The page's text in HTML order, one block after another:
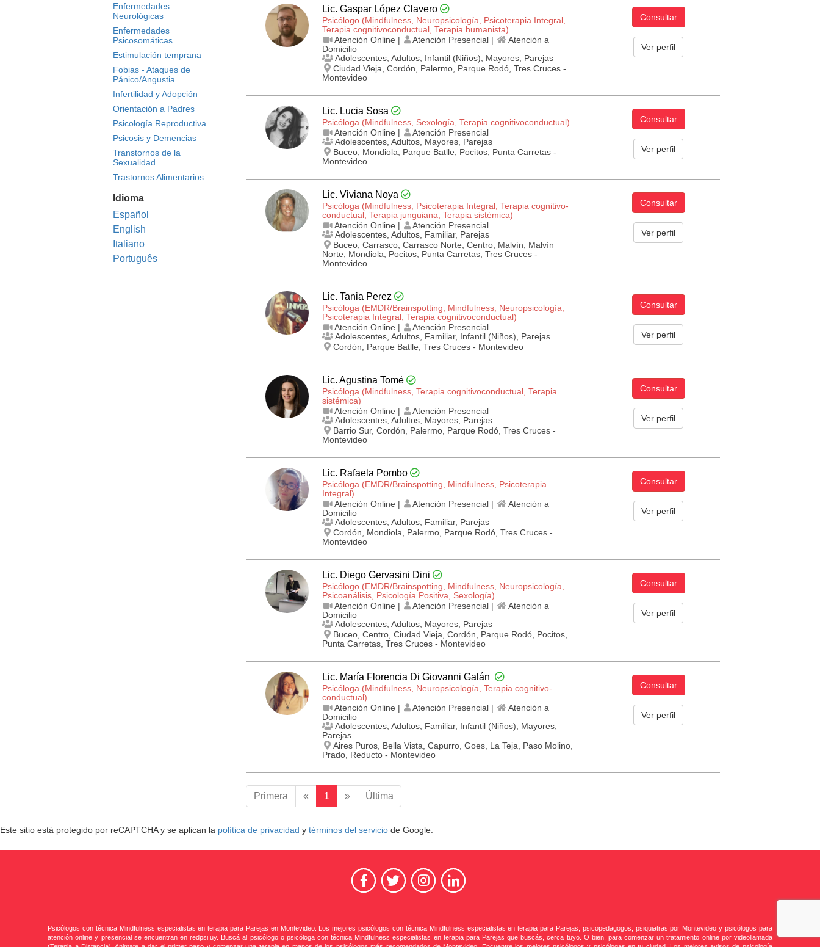
Enfermedades
Neurológicas
Enfermedades
Psicosomáticas
Estimulación temprana
Fobias - Ataques de
Pánico/Angustia
Infertilidad y Adopción
Orientación a Padres
Psicología Reproductiva
Psicosis y Demencias
Transtornos de la
Sexualidad
Trastornos Alimentarios
Idioma
Español
English
Italiano
Português
Lic. Gaspar López Clavero
Psicólogo (Mindfulness, Neuropsicología, Psicoterapia Integral,
Terapia cognitivo­conductual, Terapia humanista)
Atención Online |
Atención Presencial |
Atención a
Domicilio
Adolescentes, Adultos, Infantil (Niños), Mayores, Parejas
Ciudad Vieja, Cordón, Palermo, Parque Rodó, Tres Cruces -
Montevideo
Consultar
Ver perfil
Lic. Lucia Sosa
Psicóloga (Mindfulness, Sexología, Terapia cognitivo­conductual)
Atención Online |
Atención Presencial
Adolescentes, Adultos, Mayores, Parejas
Buceo, Mondiola, Parque Batlle, Pocitos, Punta Carretas -
Montevideo
Consultar
Ver perfil
Lic. Viviana Noya
Psicóloga (Mindfulness, Psicoterapia Integral, Terapia cognitivo­
conductual, Terapia junguiana, Terapia sistémica)
Atención Online |
Atención Presencial
Adolescentes, Adultos, Familiar, Parejas
Buceo, Carrasco, Carrasco Norte, Centro, Malvín, Malvín
Norte, Mondiola, Pocitos, Punta Carretas, Tres Cruces -
Montevideo
Consultar
Ver perfil
Lic. Tania Perez
Psicóloga (EMDR/Brainspotting, Mindfulness, Neuropsicología,
Psicoterapia Integral, Terapia cognitivo­conductual)
Atención Online |
Atención Presencial
Adolescentes, Adultos, Familiar, Infantil (Niños), Parejas
Cordón, Parque Batlle, Tres Cruces - Montevideo
Consultar
Ver perfil
Lic. Agustina Tomé
Psicóloga (Mindfulness, Terapia cognitivo­conductual, Terapia
sistémica)
Atención Online |
Atención Presencial
Adolescentes, Adultos, Mayores, Parejas
Barrio Sur, Cordón, Palermo, Parque Rodó, Tres Cruces -
Montevideo
Consultar
Ver perfil
Lic. Rafaela Pombo
Psicóloga (EMDR/Brainspotting, Mindfulness, Psicoterapia
Integral)
Atención Online |
Atención Presencial |
Atención a
Domicilio
Adolescentes, Adultos, Familiar, Parejas
Cordón, Mondiola, Palermo, Parque Rodó, Tres Cruces -
Montevideo
Consultar
Ver perfil
Lic. Diego Gervasini Dini
Psicólogo (EMDR/Brainspotting, Mindfulness, Neuropsicología,
Psicoanálisis, Psicología Positiva, Sexología)
Atención Online |
Atención Presencial |
Atención a
Domicilio
Adolescentes, Adultos, Mayores, Parejas
Buceo, Centro, Ciudad Vieja, Cordón, Parque Rodó, Pocitos,
Punta Carretas, Tres Cruces - Montevideo
Consultar
Ver perfil
Lic. María Florencia Di Giovanni Galán
Psicóloga (Mindfulness, Neuropsicología, Terapia cognitivo­
conductual)
Atención Online |
Atención Presencial |
Atención a
Domicilio
Adolescentes, Adultos, Familiar, Infantil (Niños), Mayores,
Parejas
Aires Puros, Bella Vista, Capurro, Goes, La Teja, Paso Molino,
Prado, Reducto - Montevideo
Consultar
Ver perfil
Primera « 1 » Última
Este sitio está protegido por reCAPTCHA y se aplican la política de privacidad y términos del servicio de Google.
Psicólogos con técnica Mindfulness especialistas en terapia para Parejas en Montevideo. Los mejores psicólogos con técnica Mindfulness especialistas en terapia para Parejas, psicopedagogos, psiquiatras por Montevideo y psicólogos para
atención online y presencial se encuentran en redpsi.uy. Buscá al psicólogo o psicóloga con técnica Mindfulness especialistas en terapia para Parejas que buscás, cerca tuyo. O bien, para comenzar un tratamiento online por videollamada